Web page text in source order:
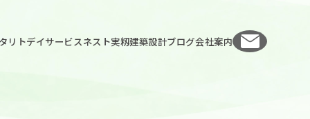
リトデイサービスネスト実籾建築設計ブログ会社案内